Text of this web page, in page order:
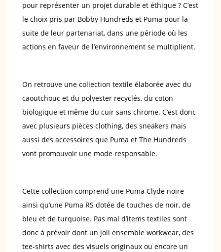
pour représenter un projet durable et éthique ? C’est
le choix pris par Bobby Hundreds et Puma pour la
suite de leur partenariat, dans une période où les
actions en faveur de l’environnement se multiplient.
On retrouve une collection textile élaborée avec du
caoutchouc et du polyester recyclés, du coton
biologique et même du cuir sans chrome. C’est donc
avec plusieurs pièces clothing, des sneakers mais
aussi des accessoires que Puma et The Hundreds
vont promouvoir une mode responsable.
Cette collection comprend une Puma Clyde noire
ainsi qu’une Puma RS dotée de touches de noir, de
bleu et de turquoise. Pas mal d’items textiles sont
donc à prévoir dont un joli ensemble workwear, des
tee-shirts avec des visuels originaux ou encore un